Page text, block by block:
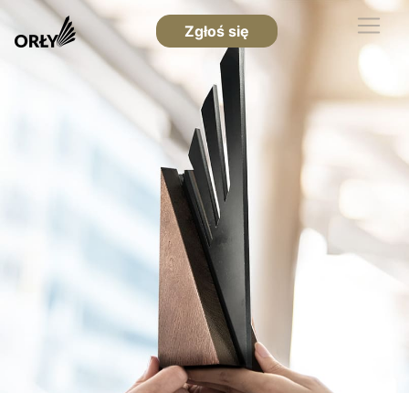
Zgłoś się